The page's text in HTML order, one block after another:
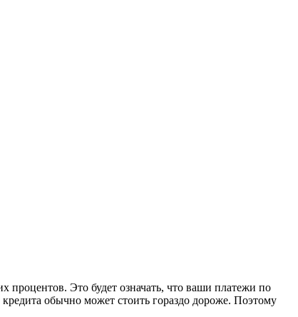
Это будет означать, что ваши платежи по
обычно может стоить гораздо дороже. Поэтому